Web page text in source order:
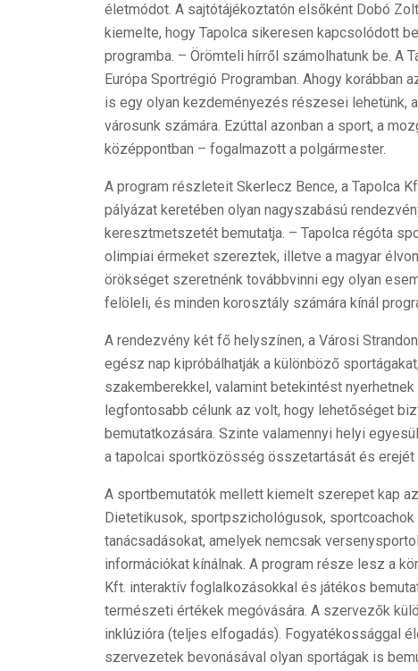
életmódot. A sajtótájékoztatón elsőként Dobó
kiemelte, hogy Tapolca sikeresen kapcsolódott
programba. – Örömteli hírről számolhatunk be. A
Európa Sportrégió Programban. Ahogy korábban
is egy olyan kezdeményezés részesei
városunk számára. Ezúttal azonban a sport, a
középpontban – fogalmazott a polgármester.
A program részleteit Skerlecz Bence, a Tapolca
pályázat keretében olyan nagyszabású
keresztmetszetét bemutatja. – Tapolca régóta
olimpiai érmeket szereztek, illetve a magyar
örökséget szeretnénk továbbvinni egy olyan
felöleli, és minden korosztály számára kínál
A rendezvény két fő helyszínen, a Városi
egész nap kipróbálhatják a különböző
szakemberekkel, valamint betekintést
legfontosabb célunk az volt, hogy lehetőséget
bemutatkozására. Szinte valamennyi helyi
a tapolcai sportközösség összetartását és
A sportbemutatók mellett kiemelt szerepet kap
Dietetikusok, sportpszichológusok,
tanácsadásokat, amelyek nemcsak
információkat kínálnak. A program része lesz a
Kft. interaktív foglalkozásokkal és játékos
természeti értékek megóvására. A szervezők
inklúzióra (teljes elfogadás). Fogyatékossággal
szervezetek bevonásával olyan sportágak is